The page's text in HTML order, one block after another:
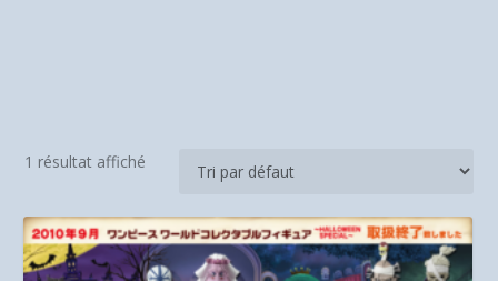
1 résultat affiché